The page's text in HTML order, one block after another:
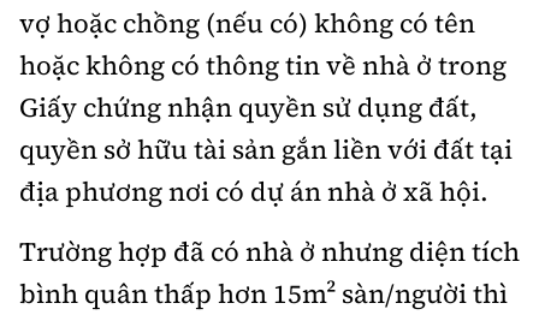
vợ hoặc chồng (nếu có) không có tên
hoặc không có thông tin về nhà ở trong
Giấy chứng nhận quyền sử dụng đất,
quyền sở hữu tài sản gắn liền với đất tại
địa phương nơi có dự án nhà ở xã hội.
Trường hợp đã có nhà ở nhưng diện tích
bình quân thấp hơn 15m² sàn/người thì